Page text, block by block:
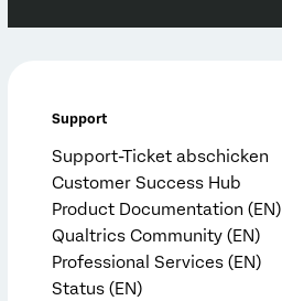
Support
Support-Ticket abschicken
Customer Success Hub
Product Documentation (EN)
Qualtrics Community (EN)
Professional Services (EN)
Status (EN)